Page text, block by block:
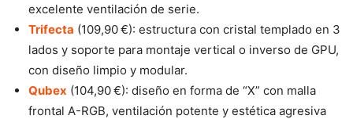
excelente ventilación de serie.
Trifecta (109,90 €): estructura con cristal templado en 3
lados y soporte para montaje vertical o inverso de GPU,
con diseño limpio y modular.
Qubex (104,90 €): diseño en forma de “X” con malla
frontal A-RGB, ventilación potente y estética agresiva